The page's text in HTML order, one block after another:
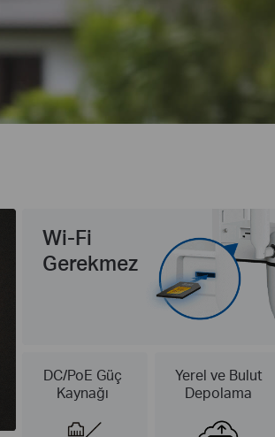
Wi-Fi
Gerekmez
DC/PoE Güç
Kaynağı
Yerel ve Bulut
Depolama